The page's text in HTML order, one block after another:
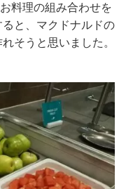
料理の組み合わせを
と、マクドナルドの
そうと思いました。